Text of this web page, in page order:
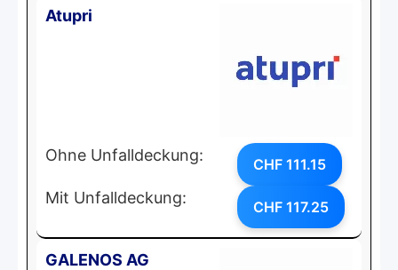
Atupri
Ohne Unfalldeckung: CHF 111.15
Mit Unfalldeckung: CHF 117.25
GALENOS AG